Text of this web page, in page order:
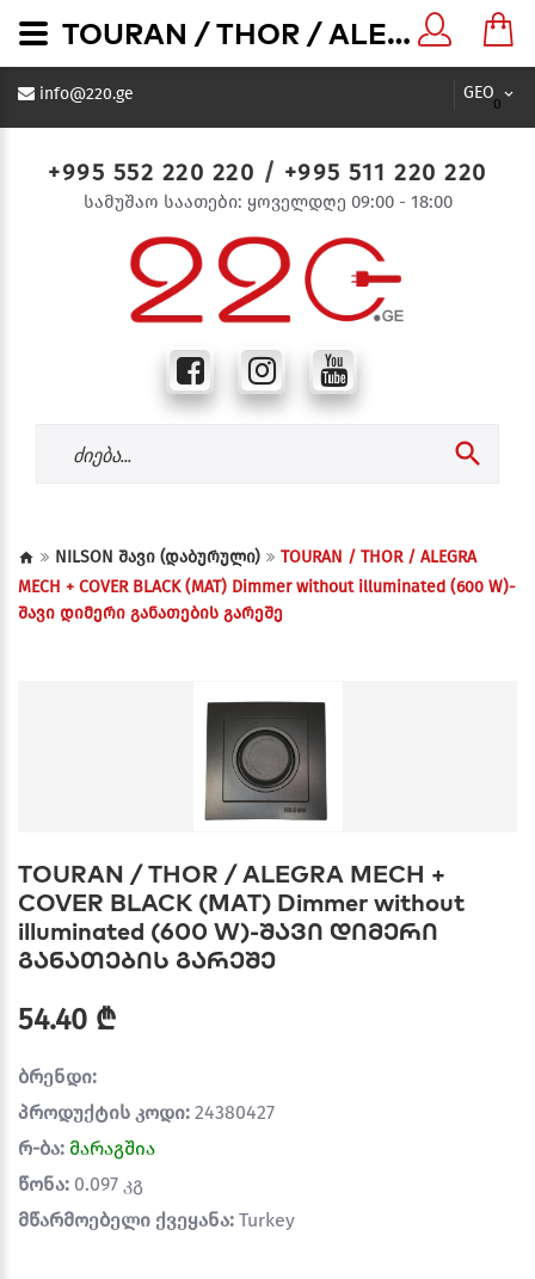
GEO
0
info@220.ge
+995 552 220 220 / +995 511 220 220
სამუშაო საათები: ყოველდღე 09:00 - 18:00
NILSON შავი (დაბურული)
TOURAN / THOR / ALEGRA
MECH + COVER BLACK (MAT) Dimmer without illuminated (600 W)-
შავი დიმერი განათების გარეშე
TOURAN / THOR / ALEGRA MECH +
COVER BLACK (MAT) Dimmer without
illuminated (600 W)-შავი დიმერი
განათების გარეშე
54.40 ₾
ბრენდი:
პროდუქტის კოდი: 24380427
რ-ბა: მარაგშია
წონა: 0.097 კგ
მწარმოებელი ქვეყანა: Turkey
TOURAN / THOR / ALEGRA MECH + COVER BLACK (MAT) Dimmer without illuminated (600 W)-შავი დიმერი განათების გარეშე - 220.ge